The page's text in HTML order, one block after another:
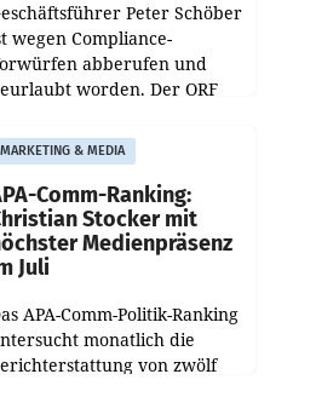
Peter Schöber
wegen Compliance-
abberufen und
worden. Der ORF
MARKETING & MEDIA
Comm-Ranking:
Stocker mit
Medienpräsenz
Juli
APA-Comm-Politik-Ranking
monatlich die
von zwölf